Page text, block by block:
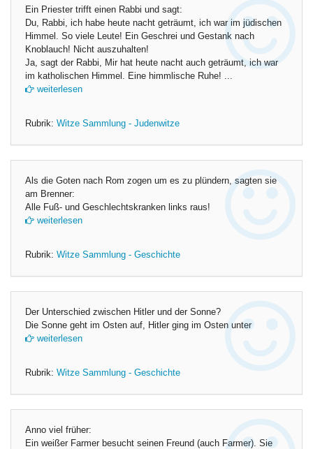
Ein Priester trifft einen Rabbi und sagt:
Du, Rabbi, ich habe heute nacht geträumt, ich war im jüdischen
Himmel. So viele Leute! Ein Geschrei und Gestank nach
Knoblauch! Nicht auszuhalten!
Ja, sagt der Rabbi, Mir hat heute nacht auch geträumt, ich war
im katholischen Himmel. Eine himmlische Ruhe! ...
weiterlesen
Rubrik: Witze Sammlung - Judenwitze
Als die Goten nach Rom zogen um es zu plündern, sagten sie
am Brenner:
Alle Fuß- und Geschlechtskranken links raus!
weiterlesen
Rubrik: Witze Sammlung - Geschichte
Der Unterschied zwischen Hitler und der Sonne?
Die Sonne geht im Osten auf, Hitler ging im Osten unter
weiterlesen
Rubrik: Witze Sammlung - Geschichte
Anno viel früher:
Ein weißer Farmer besucht seinen Freund (auch Farmer). Sie